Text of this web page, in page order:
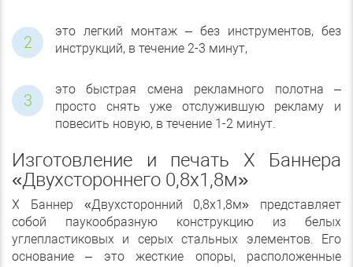
это легкий монтаж – без инструментов, без
инструкций, в течение 2-3 минут,
это быстрая смена рекламного полотна –
просто снять уже отслужившую рекламу и
повесить новую, в течение 1-2 минут.
Изготовление и печать Х Баннера
«Двухстороннего 0,8х1,8м»
Х Баннер «Двухсторонний 0,8х1,8м» представляет
собой паукообразную конструкцию из белых
углепластиковых и серых стальных элементов. Его
основание – это жесткие опоры, расположенные